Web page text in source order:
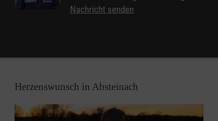
Nachricht senden
Herzenswunsch in Absteinach